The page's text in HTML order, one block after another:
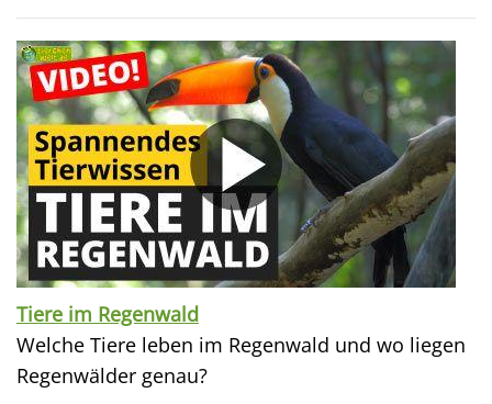
Tiere im Regenwald
Welche Tiere leben im Regenwald und wo liegen
Regenwälder genau?